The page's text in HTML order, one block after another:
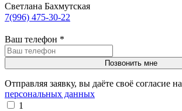
Светлана Бахмутская
7(996) 475-30-22
Ваш телефон *
Отправляя заявку, вы даёте своё согласие на
персональных данных
1